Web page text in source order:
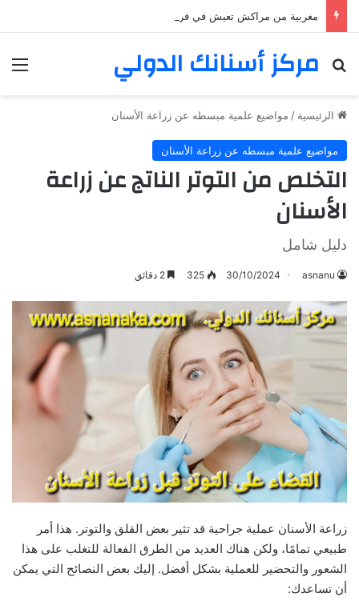
مغربية من مراكش تعيش في فرنسا ركبت أبتسامة هوليود
مركز أسنانك الدولي
بحث عن
الرئيسية / مواضيع علمية مبسطه عن زراعة الأسنان
مواضيع علمية مبسطه عن زراعة الأسنان
التخلص من التوتر الناتج عن زراعة
الأسنان
دليل شامل
asnanu
30/10/2024
325
زراعة الأسنان عملية جراحية قد تثير بعض القلق والتوتر. هذا أمر
طبيعي تمامًا، ولكن هناك العديد من الطرق الفعالة للتغلب على هذا
الشعور والتحضير للعملية بشكل أفضل. إليك بعض النصائح التي يمكن
أن تساعدك: